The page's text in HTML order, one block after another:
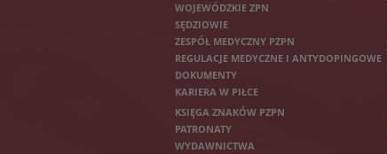
WOJEWÓDZKIE ZPN
SĘDZIOWIE
ZESPÓŁ MEDYCZNY PZPN
REGULACJE MEDYCZNE I ANTYDOPINGOWE
DOKUMENTY
KARIERA W PIŁCE
KSIĘGA ZNAKÓW PZPN
PATRONATY
WYDAWNICTWA